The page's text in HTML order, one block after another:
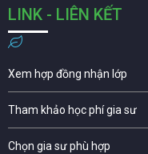
LINK - LIÊN KẾT
Xem hợp đồng nhận lớp
Tham khảo học phí gia sư
Chọn gia sư phù hợp